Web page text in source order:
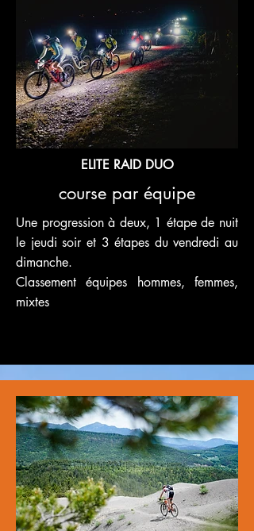
ELITE RAID DUO
course par équipe
Une progression à deux, 1 étape de nuit
le jeudi soir et 3 étapes du vendredi au
dimanche.
Classement équipes hommes, femmes,
mixtes